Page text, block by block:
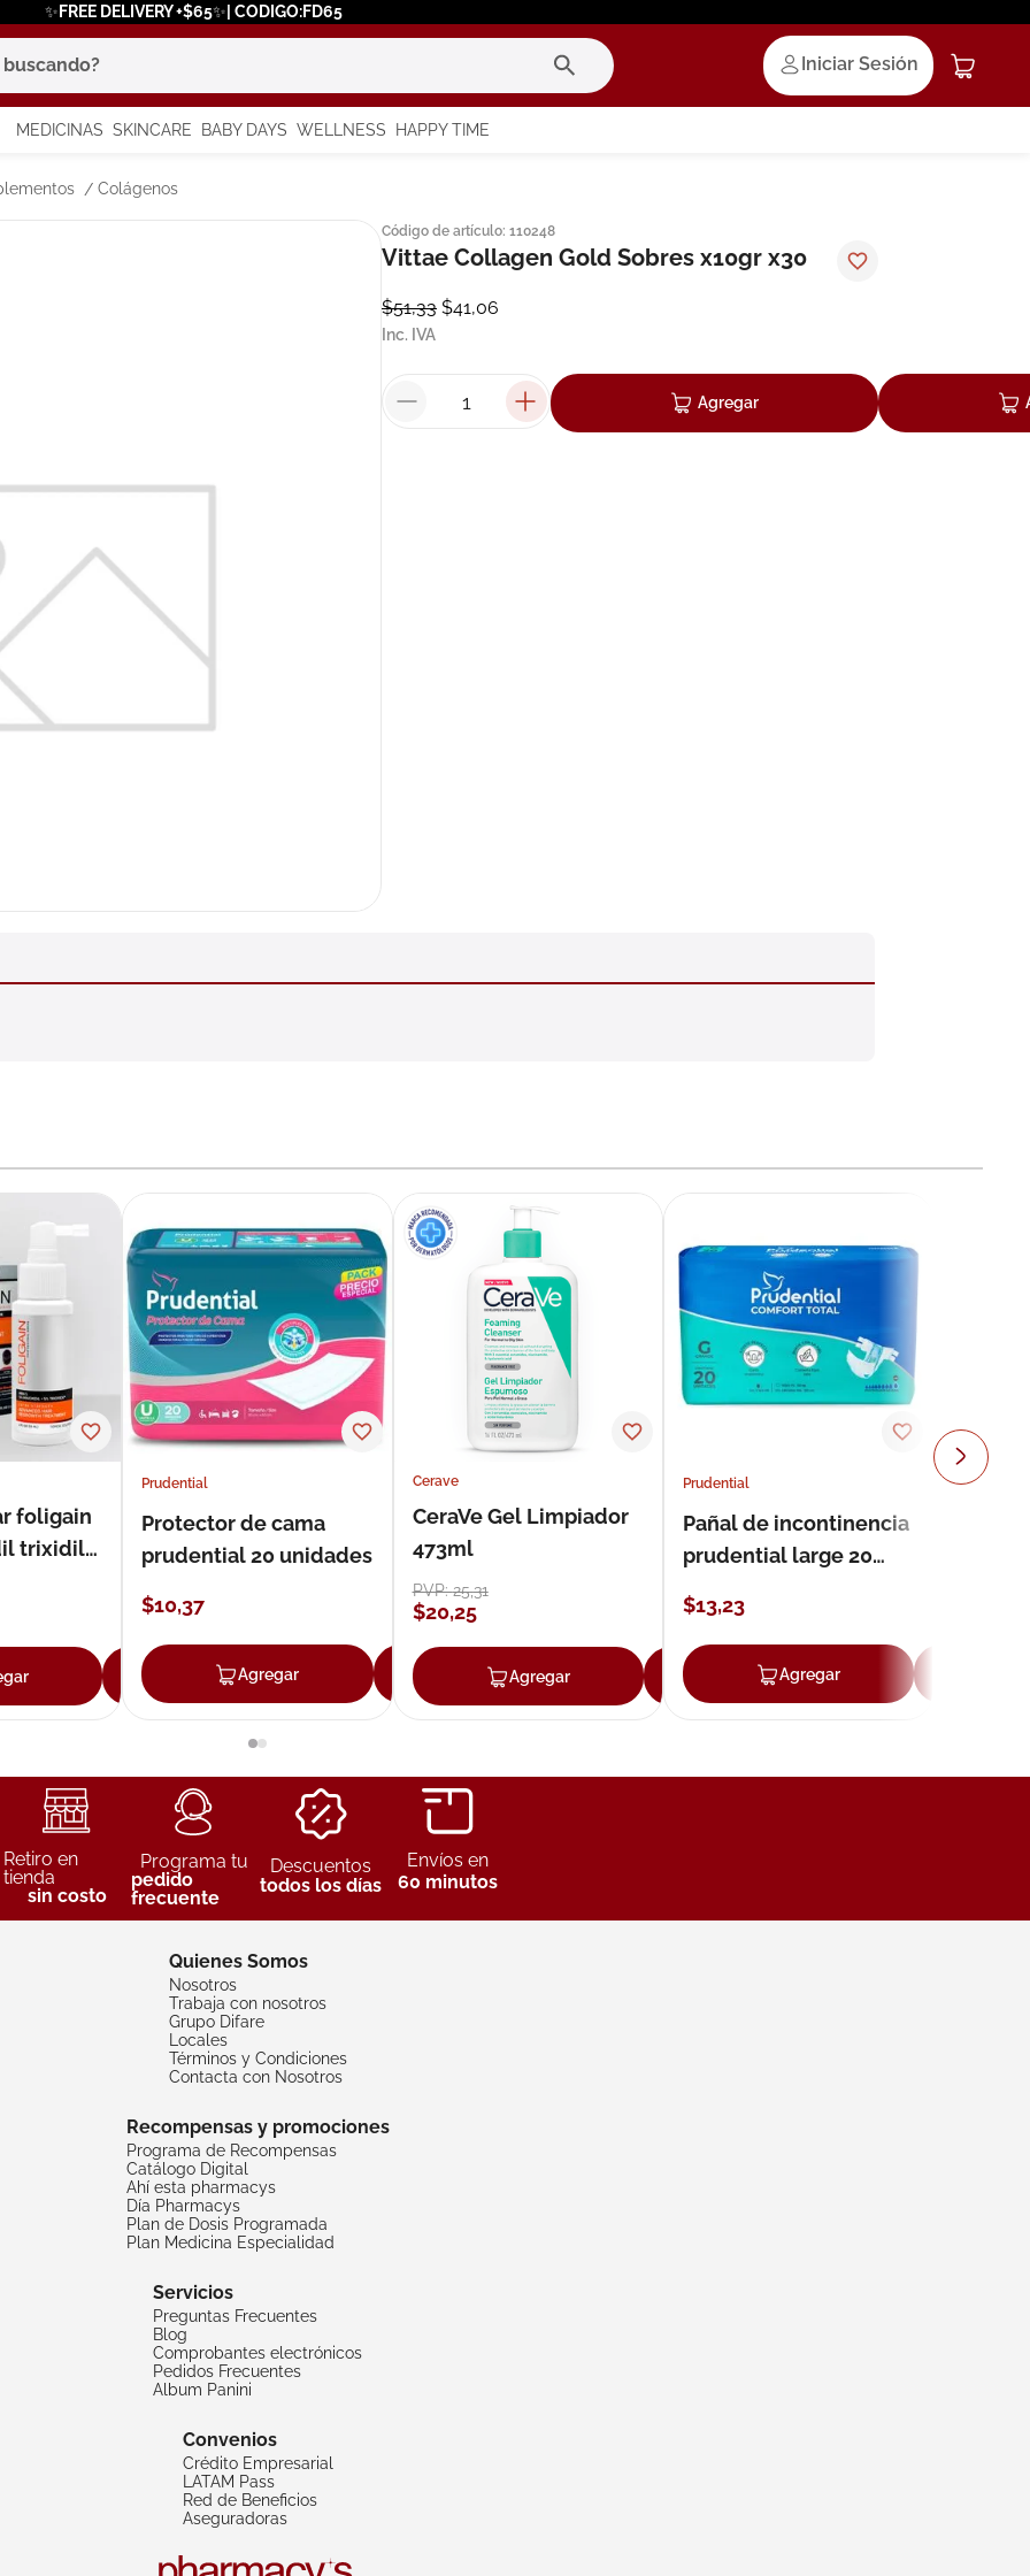
✨FREE DELIVERY +$65✨| CODIGO:FD65
Iniciar Sesión
MEDICINAS SKINCARE BABY DAYS WELLNESS HAPPY TIME
Colágenos
Código de artículo: 110248
Vittae Collagen Gold Sobres x10gr x30
$51,33 $41,06
Inc. IVA
Agregar
foligain
trixidil
Agregar
Prudential
Protector de cama
prudential 20 unidades
$10,37
Agregar Agregar
Cerave
CeraVe Gel Limpiador
473ml
PVP:25,31
$20,25
Agregar Agregar
Prudential
Pañal de incontinencia
prudential large 20
$13,23
Agregar
Retiro en
tienda
sin costo
Programa tu
pedido
frecuente
Descuentos
todos los días
Envíos en
60 minutos
Quienes Somos
Nosotros
Trabaja con nosotros
Grupo Difare
Locales
Términos y Condiciones
Contacta con Nosotros
Recompensas y promociones
Programa de Recompensas
Catálogo Digital
Ahí esta pharmacys
Día Pharmacys
Plan de Dosis Programada
Plan Medicina Especialidad
Servicios
Preguntas Frecuentes
Blog
Comprobantes electrónicos
Pedidos Frecuentes
Album Panini
Convenios
Crédito Empresarial
LATAM Pass
Red de Beneficios
Aseguradoras
más buscados